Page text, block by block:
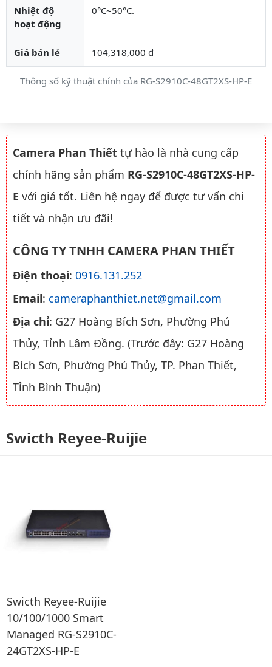
Thông số kỹ thuật chính của RG-S2910C-48GT2XS-HP-E
Nhiệt độ
hoạt động
0°C~50°C.
Giá bán lẻ 104,318,000 đ
Camera Phan Thiết tự hào là nhà cung cấp
chính hãng sản phẩm RG-S2910C-48GT2XS-HP-
E với giá tốt. Liên hệ ngay để được tư vấn chi
tiết và nhận ưu đãi!
CÔNG TY TNHH CAMERA PHAN THIẾT
Điện thoại: 0916.131.252
Email: cameraphanthiet.net@gmail.com
Địa chỉ: G27 Hoàng Bích Sơn, Phường Phú
Thủy, Tỉnh Lâm Đồng. (Trước đây: G27 Hoàng
Bích Sơn, Phường Phú Thủy, TP. Phan Thiết,
Tỉnh Bình Thuận)
Swicth Reyee-Ruijie
Swicth Reyee-Ruijie
10/100/1000 Smart
Managed RG-S2910C-
24GT2XS-HP-E